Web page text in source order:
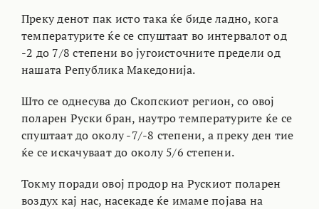
Преку денот пак исто така ќе биде ладно, кога
температурите ќе се спуштаат во интервалот од
-2 до 7/8 степени во југоисточните предели од
нашата Република Македонија.
Што се однесува до Скопскиот регион, со овој
поларен Руски бран, наутро температурите ќе се
спуштаат до околу -7/-8 степени, а преку ден тие
ќе се искачуваат до околу 5/6 степени.
Токму поради овој продор на Рускиот поларен
воздух кај нас, насекаде ќе имаме појава на